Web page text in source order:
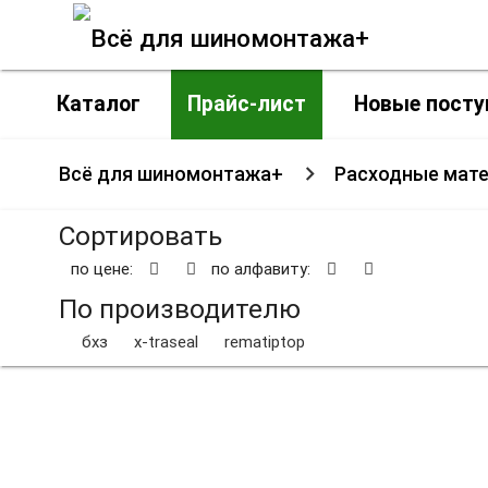
Каталог
Прайс-лист Новые
Всё для шиномонтажа+ Расходные
Сортировать
по цене: по алфавиту:
По производителю
бхз x-traseal rematiptop